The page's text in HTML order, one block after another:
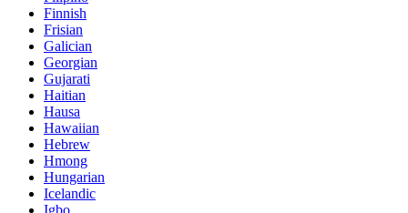
Finnish
Frisian
Galician
Georgian
Gujarati
Haitian
Hausa
Hawaiian
Hebrew
Hmong
Hungarian
Icelandic
Igbo